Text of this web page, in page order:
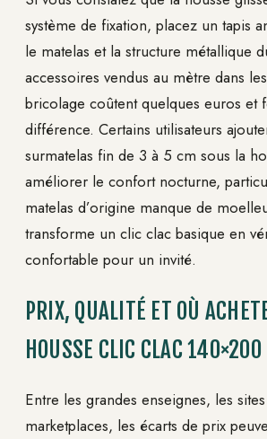
système de fixation, placez un tapis
le matelas et la structure métallique
accessoires vendus au mètre dans
bricolage coûtent quelques euros et
différence. Certains utilisateurs
surmatelas fin de 3 à 5 cm sous la
améliorer le confort nocturne,
matelas d’origine manque de
transforme un clic clac basique en
confortable pour un invité.
PRIX, QUALITÉ ET OÙ
HOUSSE CLIC CLAC 140×200
Entre les grandes enseignes, les
marketplaces, les écarts de prix